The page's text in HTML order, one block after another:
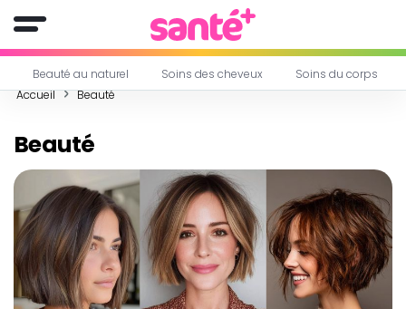
Beauté au naturel Soins des cheveux
Soins du corps
Accueil
Beauté
Beauté